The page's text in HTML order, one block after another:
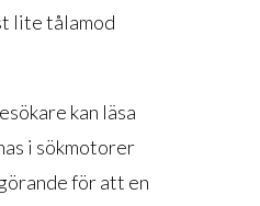
lite tålamod
kan läsa
i sökmotorer
för att en